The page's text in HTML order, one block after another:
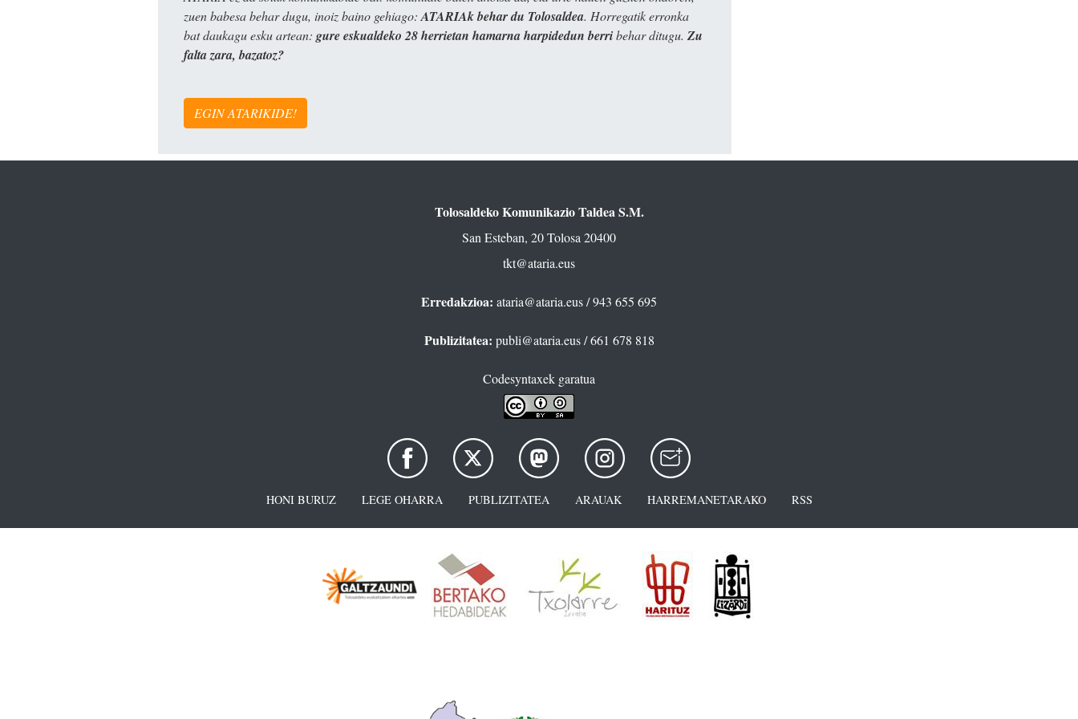
zuen babesa behar dugu, inoiz baino gehiago: ATARIAk behar du Tolosaldea. Horregatik erronka
bat daukagu esku artean: gure eskualdeko 28 herrietan hamarna harpidedun berribehar ditugu. Zu
falta zara, bazatoz?
EGIN ATARIKIDE!
Tolosaldeko Komunikazio Taldea S.M.
San Esteban, 20 Tolosa 20400
tkt@ataria.eus
Erredakzioa: ataria@ataria.eus/ 943 655 695
Publizitatea: publi@ataria.eus/ 661 678 818
Codesyntaxek garatua
HONI BURUZ LEGE OHARRA PUBLIZITATEA ARAUAK HARREMANETARAKO RSS